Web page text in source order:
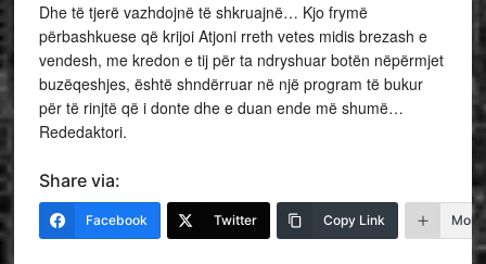
Dhe të tjerë vazhdojnë të shkruajnë… Kjo frymë
përbashkuese që krijoi Atjoni rreth vetes midis brezash e
vendesh, me kredon e tij për ta ndryshuar botën nëpërmjet
buzëqeshjes, është shndërruar në një program të bukur
për të rinjtë që i donte dhe e duan ende më shumë…
Rededaktori.
Share via:
Facebook Twitter Copy Link More